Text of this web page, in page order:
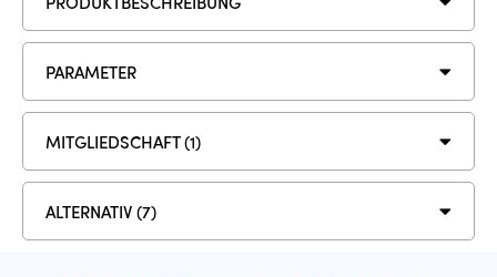
PARAMETER
MITGLIEDSCHAFT (1)
ALTERNATIV (7)